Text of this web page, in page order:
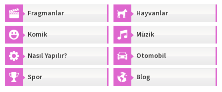
Fragmanlar Hayvanlar
Komik Müzik
Nasıl Yapılır? Otomobil
Spor Blog